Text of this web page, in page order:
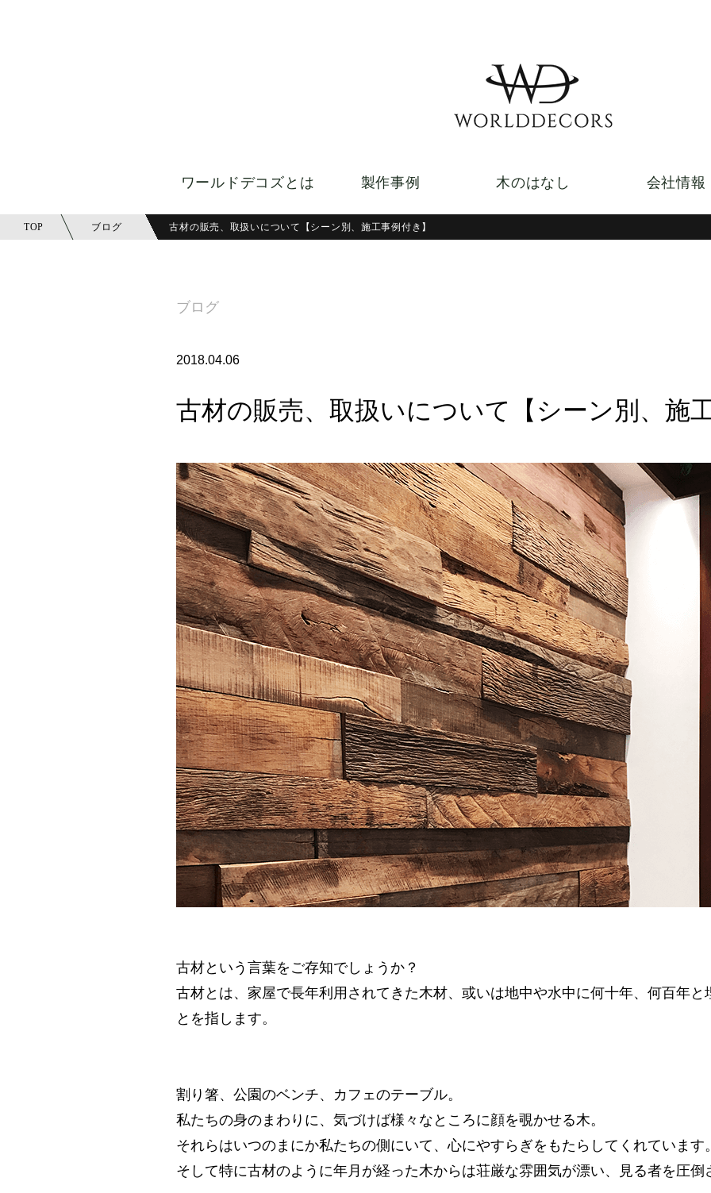
ワールドデコズとは 製作事例 木のはなし 会社情報
TOP ブログ 古材の販売、取扱いについて【シーン別、施工事例付き】
ブログ
2018.04.06
古材の販売、取扱いについて【シーン別、施
古材という言葉をご存知でしょうか？
古材とは、家屋で長年利用されてきた木材、或いは地中や水中に何十年、何百年と
とを指します。
割り箸、公園のベンチ、カフェのテーブル。
私たちの身のまわりに、気づけば様々なところに顔を覗かせる木。
それらはいつのまにか私たちの側にいて、心にやすらぎをもたらしてくれています。
そして特に古材のように年月が経った木からは荘厳な雰囲気が漂い、見る者を圧倒